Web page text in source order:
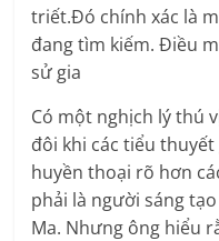
triết.Đó chính xác là
đang tìm kiếm. Điều
sử gia
Có một nghịch lý thú
đôi khi các tiểu
huyền thoại rõ hơn
phải là người sáng
Ma. Nhưng ông hiểu